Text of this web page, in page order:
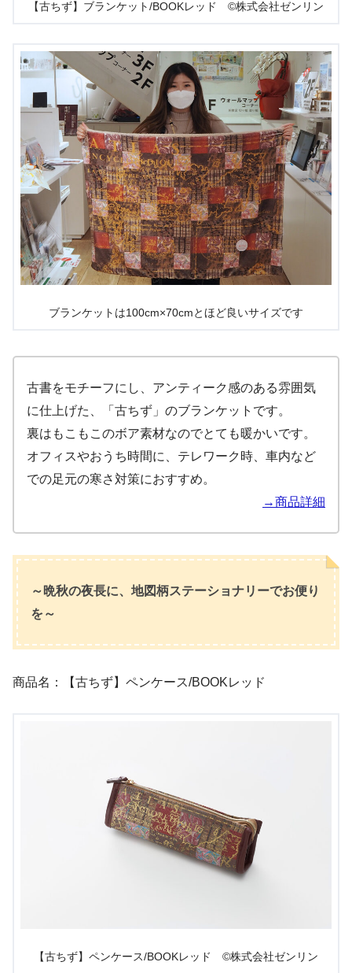
【古ちず】ブランケット/BOOKレッド ©株式会社ゼンリン
ブランケットは100cm×70cmとほど良いサイズです
古書をモチーフにし、アンティーク感のある雰囲気
に仕上げた、「古ちず」のブランケットです。
裏はもこもこのボア素材なのでとても暖かいです。
オフィスやおうち時間に、テレワーク時、車内など
での足元の寒さ対策におすすめ。
→商品詳細
～晩秋の夜長に、地図柄ステーショナリーでお便り
を～
商品名：【古ちず】ペンケース/BOOKレッド
【古ちず】ペンケース/BOOKレッド ©株式会社ゼンリン